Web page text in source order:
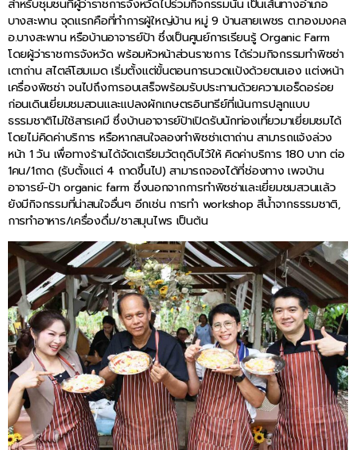
สำหรับชุมชนที่ผู้ว่าราชการจังหวัดไปร่วมกิจกรรมนั้น เป็นเส้นทางอำเภอ
บางสะพาน จุดแรกคือที่ทำการผู้ใหญ่บ้าน หมู่ 9 บ้านสายเพชร ต.ทองมงคล
อ.บางสะพาน หรือบ้านอาจารย์ป้า ซึ่งเป็นศูนย์การเรียนรู้ Organic Farm
โดยผู้ว่าราชการจังหวัด พร้อมหัวหน้าส่วนราชการ ได้ร่วมกิจกรรมทำพิซซ่า
เตาถ่าน สไตล์โฮมเมด เริ่มตั้งแต่ขั้นตอนการนวดแป้งด้วยตนเอง แต่งหน้า
เครื่องพิซซ่า จนไปถึงการอบเสร็จพร้อมรับประทานด้วยความเอร็ดอร่อย
ก่อนเดินเยี่ยมชมสวนและแปลงผักเกษตรอินทรีย์ที่เน้นการปลูกแบบ
ธรรมชาติไม่ใช้สารเคมี ซึ่งบ้านอาจารย์ป้าเปิดรับนักท่องเที่ยวมาเยี่ยมชมได้
โดยไม่คิดค่าบริการ หรือหากสนใจลองทำพิซซ่าเตาถ่าน สามารถแจ้งล่วง
หน้า 1 วัน เพื่อทางร้านได้จัดเตรียมวัตถุดิบไว้ให้ คิดค่าบริการ 180 บาท ต่อ
1คน/1ถาด (รับตั้งแต่ 4 ถาดขึ้นไป) สามารถจองได้ที่ช่องทาง เพจบ้าน
อาจารย์-ป้า organic farm ซึ่งนอกจากการทำพิซซ่าและเยี่ยมชมสวนแล้ว
ยังมีกิจกรรมที่น่าสนใจอื่นๆ อีกเช่น การทำ workshop สีน้ำจากธรรมชาติ,
การทำอาหาร/เครื่องดื่ม/ชาสมุนไพร เป็นต้น